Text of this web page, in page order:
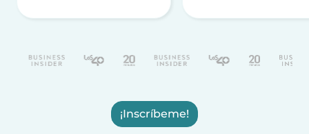
¡Inscríbeme!